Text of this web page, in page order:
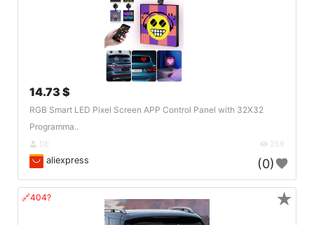
14.73 $
RGB Smart LED Pixel Screen APP Control Panel with 32X32
Programma..
DE 259
aliexpress (0)
🔗404? ★